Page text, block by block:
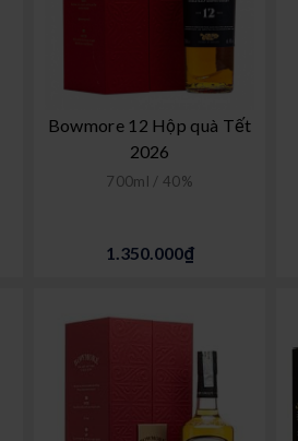
Bowmore 12 Hộp quà Tết
2026
700ml / 40%
1.350.000₫